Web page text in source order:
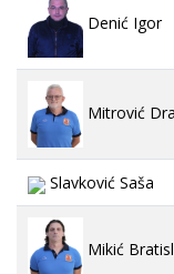
Denić Igor
Mitrović
Slavković Saša
Mikić